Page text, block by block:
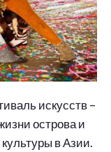
искусств –
острова и
в Азии.